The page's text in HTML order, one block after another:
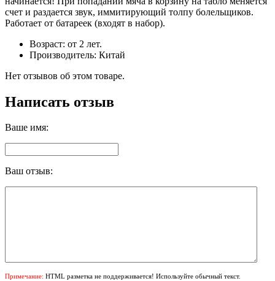
счет и раздается звук, иммитирующий толпу болельщиков.
Работает от батареек (входят в набор).
Возраст: от 2 лет.
Производитель: Китай
Нет отзывов об этом товаре.
Написать отзыв
Ваше имя:
Ваш отзыв:
Примечание: HTML разметка не поддерживается! Используйте обычный текст.